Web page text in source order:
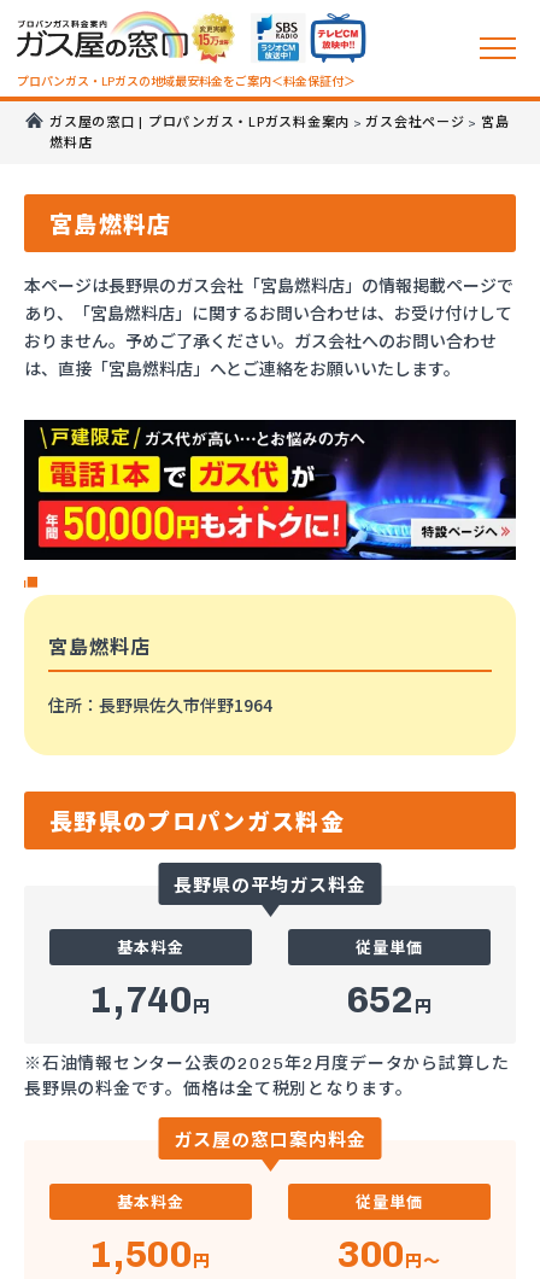
プロパンガス・LPガスの地域最安料金をご案内＜料金保証付＞
ガス屋の窓口 | プロパンガス・LPガス料金案内 >ガス会社ページ > 宮島
燃料店
宮島燃料店
本ページは長野県のガス会社「宮島燃料店」の情報掲載ページで
あり、「宮島燃料店」に関するお問い合わせは、お受け付けして
おりません。予めご了承ください。ガス会社へのお問い合わせ
は、直接「宮島燃料店」へとご連絡をお願いいたします。
宮島燃料店
住所 ：長野県佐久市伴野1964
長野県のプロパンガス料金
長野県の平均ガス料金
基本料金
1,740円
従量単価
652 円
※石油情報センター公表の2025年2月度データから試算した
長野県の料金です。価格は全て税別となります。
ガス屋の窓口案内料金
基本料金
1,500円
従量単価
300円～